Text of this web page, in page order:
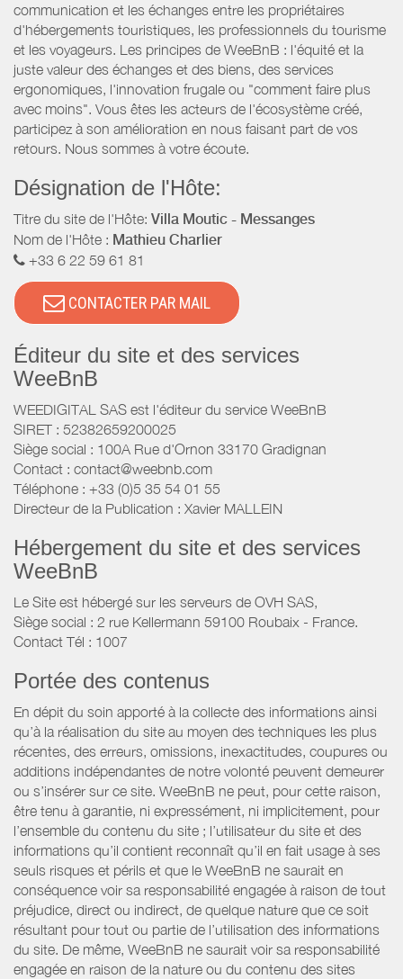
communication et les échanges entre les propriétaires
d'hébergements touristiques, les professionnels du tourisme
et les voyageurs. Les principes de WeeBnB : l'équité et la
juste valeur des échanges et des biens, des services
ergonomiques, l'innovation frugale ou "comment faire plus
avec moins". Vous êtes les acteurs de l'écosystème créé,
participez à son amélioration en nous faisant part de vos
retours. Nous sommes à votre écoute.
Désignation de l'Hôte:
Titre du site de l'Hôte: Villa Moutic - Messanges
Nom de l'Hôte : Mathieu Charlier
+33 6 22 59 61 81
CONTACTER PAR MAIL
Éditeur du site et des services
WeeBnB
WEEDIGITAL SAS est l'éditeur du service WeeBnB
SIRET : 52382659200025
Siège social : 100A Rue d'Ornon 33170 Gradignan
Contact : contact@weebnb.com
Téléphone : +33 (0)5 35 54 01 55
Directeur de la Publication : Xavier MALLEIN
Hébergement du site et des services
WeeBnB
Le Site est hébergé sur les serveurs de OVH SAS,
Siège social : 2 rue Kellermann 59100 Roubaix - France.
Contact Tél : 1007
Portée des contenus
En dépit du soin apporté à la collecte des informations ainsi
qu’à la réalisation du site au moyen des techniques les plus
récentes, des erreurs, omissions, inexactitudes, coupures ou
additions indépendantes de notre volonté peuvent demeurer
ou s’insérer sur ce site. WeeBnB ne peut, pour cette raison,
être tenu à garantie, ni expressément, ni implicitement, pour
l’ensemble du contenu du site ; l’utilisateur du site et des
informations qu’il contient reconnaît qu’il en fait usage à ses
seuls risques et périls et que le WeeBnB ne saurait en
conséquence voir sa responsabilité engagée à raison de tout
préjudice, direct ou indirect, de quelque nature que ce soit
résultant pour tout ou partie de l’utilisation des informations
du site. De même, WeeBnB ne saurait voir sa responsabilité
engagée en raison de la nature ou du contenu des sites